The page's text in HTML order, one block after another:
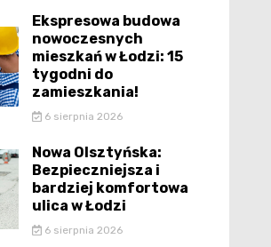
Ekspresowa budowa
nowoczesnych
mieszkań w Łodzi: 15
tygodni do
zamieszkania!
6 sierpnia 2026
Nowa Olsztyńska:
Bezpieczniejsza i
bardziej komfortowa
ulica w Łodzi
6 sierpnia 2026